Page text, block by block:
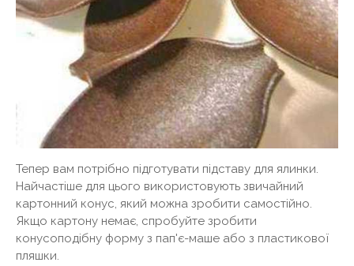
Тепер вам потрібно підготувати підставу для ялинки.
Найчастіше для цього використовують звичайний
картонний конус, який можна зробити самостійно.
Якщо картону немає, спробуйте зробити
конусоподібну форму з пап'є-маше або з пластикової
пляшки.